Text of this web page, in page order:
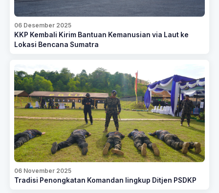
06 Desember 2025
KKP Kembali Kirim Bantuan Kemanusian via Laut ke
Lokasi Bencana Sumatra
06 November 2025
Tradisi Penongkatan Komandan lingkup Ditjen PSDKP